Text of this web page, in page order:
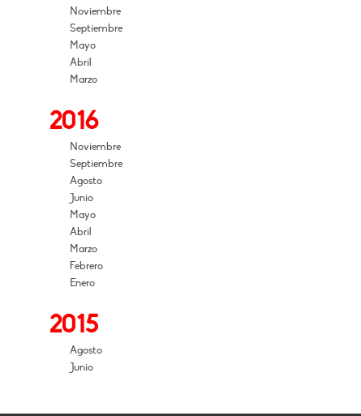
Noviembre
Septiembre
Mayo
Abril
Marzo
2016
Noviembre
Septiembre
Agosto
Junio
Mayo
Abril
Marzo
Febrero
Enero
2015
Agosto
Junio